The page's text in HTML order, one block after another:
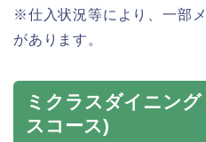
※仕入状況等により、一部
があります。
ミクラスダイニン
スコース)